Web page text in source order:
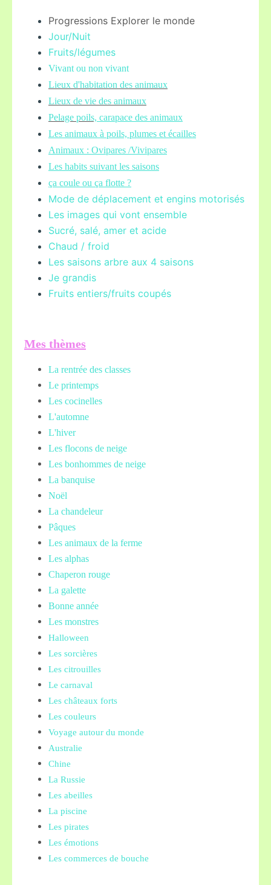
Progressions Explorer le monde
Jour/Nuit
Fruits/légumes
Vivant ou non vivant
Lieux d'habitation des animaux
Lieux de vie des animaux
Pelage poils, carapace des animaux
Les animaux à poils, plumes et écailles
Animaux : Ovipares /Vivipares
Les habits suivant les saisons
ça coule ou ça flotte ?
Mode de déplacement et engins motorisés
Les images qui vont ensemble
Sucré, salé, amer et acide
Chaud / froid
Les saisons arbre aux 4 saisons
Je grandis
Fruits entiers/fruits coupés
Mes thèmes
La rentrée des classes
Le printemps
Les cocinelles
L'automne
L'hiver
Les flocons de neige
Les bonhommes de neige
La banquise
Noël
La chandeleur
Pâques
Les animaux de la ferme
Les alphas
Chaperon rouge
La galette
Bonne année
Les monstres
Halloween
Les sorcières
Les citrouilles
Le carnaval
Les châteaux forts
Les couleurs
Voyage autour du monde
Australie
Chine
La Russie
Les abeilles
La piscine
Les pirates
Les émotions
Les commerces de bouche